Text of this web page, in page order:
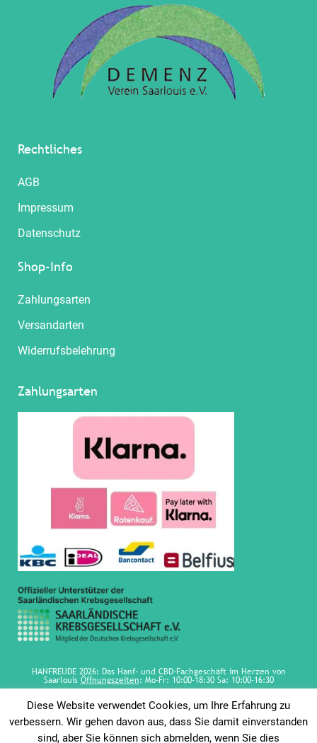
Rechtliches
AGB
Impressum
Datenschutz
Shop-Info
Zahlungsarten
Versandarten
Widerrufsbelehrung
Zahlungsarten
HANFREUDE 2026: Das Hanf- und CBD-Fachgeschäft im Herzen von
Saarlouis Öffnungszeiten: Mo-Fr: 10:00-18:30 Sa: 10:00-16:30
Diese Website verwendet Cookies, um Ihre Erfahrung zu
verbessern. Wir gehen davon aus, dass Sie damit einverstanden
sind, aber Sie können sich abmelden, wenn Sie dies